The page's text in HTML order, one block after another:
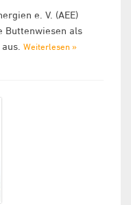
e. V. (AEE)
Buttenwiesen als
Weiterlesen »